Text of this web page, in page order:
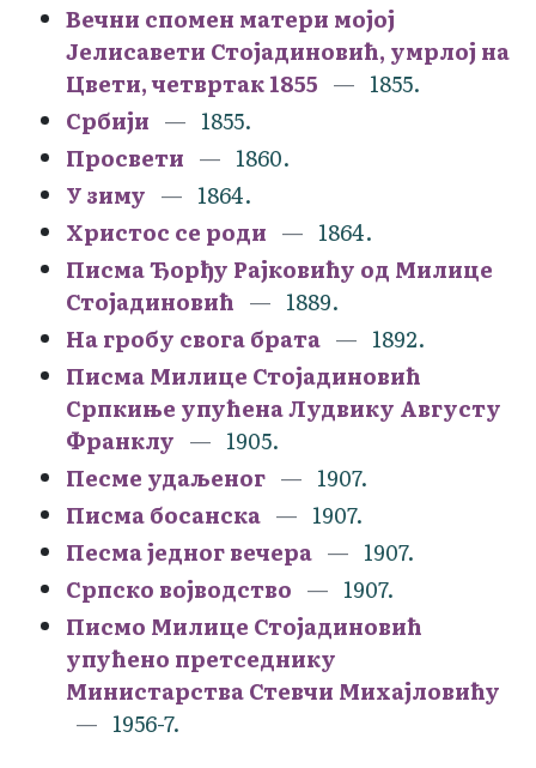
Вечни спомен матери мојој
Јелисавети Стојадиновић, умрлој на
Цвети, четвртак 1855
1855.
Србији
1855.
Просвети
1860.
У зиму
1864.
Христос се роди
1864.
Писма Ђорђу Рајковићу од Милице
Стојадиновић
1889.
На гробу свога брата
1892.
Писма Милице Стојадиновић
Српкиње упућена Лудвику Августу
Франклу
1905.
Песме удаљеног
1907.
Писма босанска
1907.
Песма једног вечера
1907.
Српско војводство
1907.
Писмо Милице Стојадиновић
упућено претседнику
Министарства Стевчи Михајловићу
1956-7.